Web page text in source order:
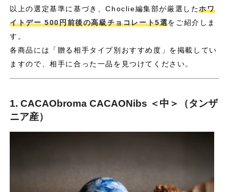
以上の選定基準に基づき、Choclie編集部が厳選したホワ
イトデー 500円前後の高級チョコレート5選をご紹介しま
す。
各商品には「贈る相手タイプ別おすすめ度」を掲載してい
ますので、相手に合った一品を見つけてください。
1. CACAObroma CACAONibs ＜中＞（タンザ
ニア産）